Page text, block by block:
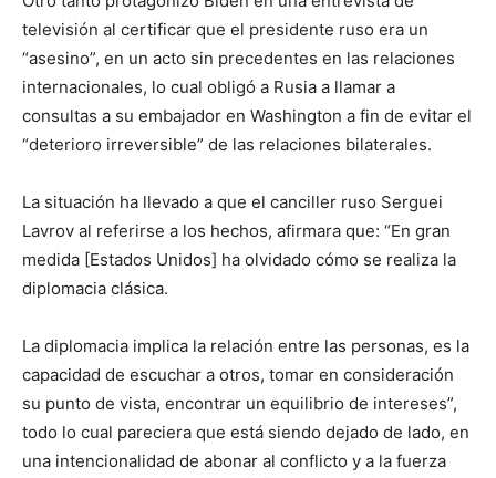
televisión al certificar que el presidente ruso era un
“asesino”, en un acto sin precedentes en las relaciones
internacionales, lo cual obligó a Rusia a llamar a
consultas a su embajador en Washington a fin de evitar el
“deterioro irreversible” de las relaciones bilaterales.
La situación ha llevado a que el canciller ruso Serguei
Lavrov al referirse a los hechos, afirmara que: “En gran
medida [Estados Unidos] ha olvidado cómo se realiza la
diplomacia clásica.
La diplomacia implica la relación entre las personas, es la
capacidad de escuchar a otros, tomar en consideración
su punto de vista, encontrar un equilibrio de intereses”,
todo lo cual pareciera que está siendo dejado de lado, en
una intencionalidad de abonar al conflicto y a la fuerza